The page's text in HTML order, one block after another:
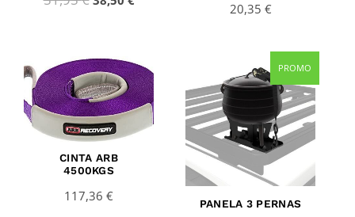
20,35 €
CINTA ARB
4500KGS
117,36 €
PROMO
PANELA 3 PERNAS
Original
price
was:
236,90 €.
Current
price
is:
186,52 €.